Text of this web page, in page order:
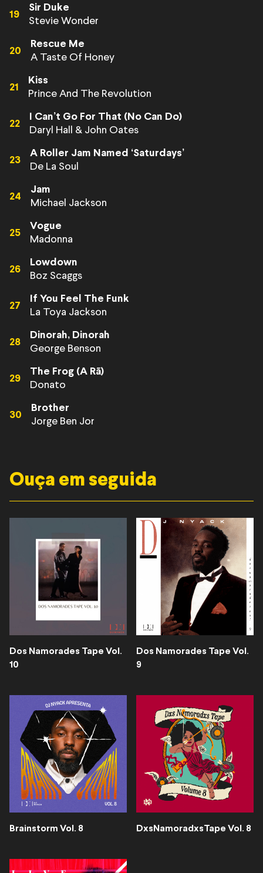
19
Sir Duke
Stevie Wonder
20
Rescue Me
A Taste Of Honey
21
Kiss
Prince And The Revolution
22
I Can’t Go For That (No Can Do)
Daryl Hall & John Oates
23
A Roller Jam Named ‘Saturdays’
De La Soul
24
Jam
Michael Jackson
25
Vogue
Madonna
26
Lowdown
Boz Scaggs
27
If You Feel The Funk
La Toya Jackson
28
Dinorah, Dinorah
George Benson
29
The Frog (A Rã)
Donato
30
Brother
Jorge Ben Jor
Ouça em seguida
Dos Namorades Tape Vol.
10
Dos Namorades Tape Vol.
9
Brainstorm Vol. 8 DxsNamoradxsTape Vol. 8